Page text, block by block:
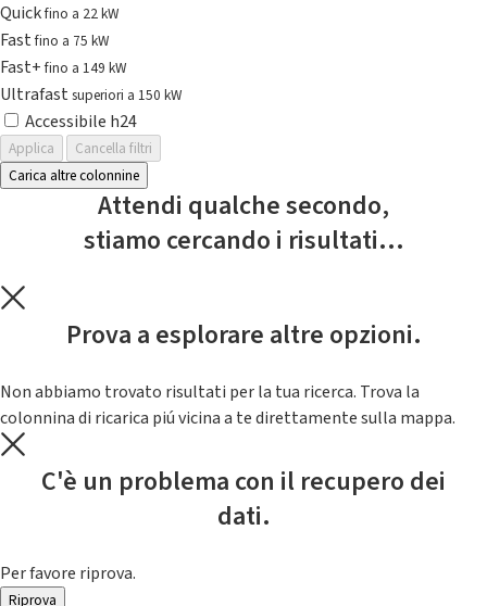
Quickfino a 22 kW
Fastfino a 75 kW
Fast+fino a 149 kW
Ultrafast superiori a 150 kW
Accessibile h24
Applica
Cancella filtri
Carica altre colonnine
Attendi qualche secondo,
stiamo cercando i risultati...
Prova a esplorare altre opzioni.
Non abbiamo trovato risultati per la tua ricerca. Trova la
colonnina di ricarica piú vicina a te direttamente sulla mappa.
C'è un problema con il recupero dei
dati.
Per favore riprova.
Riprova